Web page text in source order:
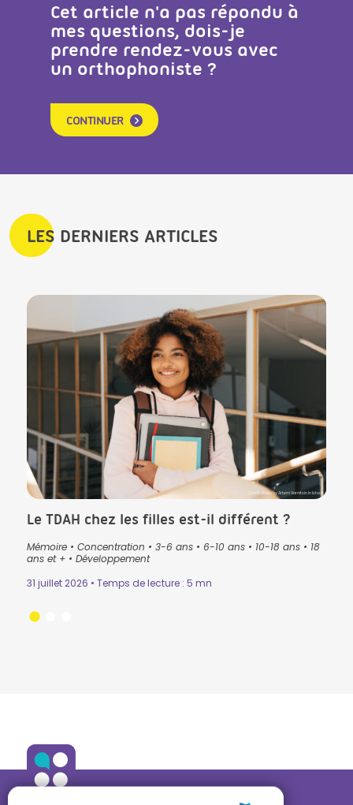
Cet article n'a pas répondu à
mes questions, dois-je
prendre rendez-vous avec
un orthophoniste ?
CONTINUER
LES DERNIERS ARTICLES
Crédit photo by Artem Varnitsin in Istock
Le TDAH chez les filles est-il différent ?
Mémoire• Concentration • 3-6 ans• 6-10 ans• 10-18 ans• 18
ans et +• Développement
31 juillet 2026 • Temps de lecture : 5 mn